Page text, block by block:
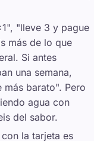
"lleve 3 y pague
más de lo que
Si antes
una semana,
barato". Pero
agua con
del sabor.
la tarjeta es